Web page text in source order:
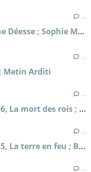
Clodia ou le scandale de la Bonne Déesse ; Sophie Malick-Prunier
Metin Arditi
Les chroniques saxonnes, tome 6, La mort des rois ; Bernard Cornwell
Les chroniques saxonnes, tome 5, La terre en feu ; Bernard Cornwell